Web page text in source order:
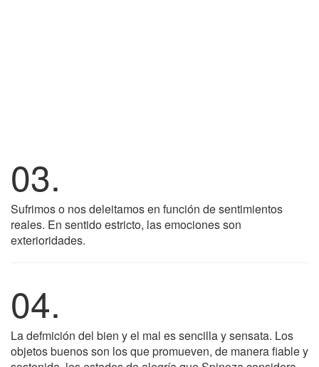
03.
Sufrimos o nos deleitamos en función de sentimientos
reales. En sentido estricto, las emociones son
exterioridades.
04.
La defmición del bien y el mal es sencilla y sensata. Los
objetos buenos son los que promueven, de manera fiable y